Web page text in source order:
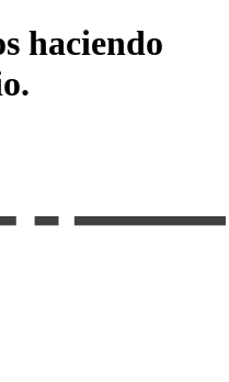
haciendo